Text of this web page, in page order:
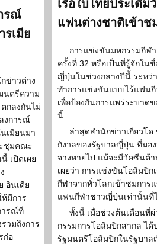
รณ์
เมีย
ข่าวต่าง
นตรีความ
กลงกันไม่
งการณ์
เมียนมา
ชุมคณะ
เปิดเผย
อินเดีย
มีการ
ารณ์ที่
วมถึงการ
ก่อ
เรือใบไทยประเดิ
แฟนต่างชาติเข้าช
การแข่งขันมหกรรมกีฬ
ครั้งที่ 32 หรือเป็นที่รู้จักใน
ญี่ปุ่นในช่วงกลางปีนี้ ระหว่
ทำการแข่งขันแบบไร้แฟน
เพื่อป้องกันการแพร่ระบาด
นี้
ล่าสุดสำนักข่าวเกียวโ
กังวลของรัฐบาลญี่ปุ่น ที่มอ
จางหายไป แม้จะมีวัคซีนต้
เผยว่า การแข่งขันโอลิมปิ
กีฬาจากทั่วโลกเข้าชมการ
แฟนกีฬาชาวญี่ปุ่นเท่านั้นที่
ทั้งนี้ เมื่อช่วงต้นเดือนที่
กรรมการโอลิมปิกสากล ไ
รัฐมนตรีโอลิมปิกในรัฐบา